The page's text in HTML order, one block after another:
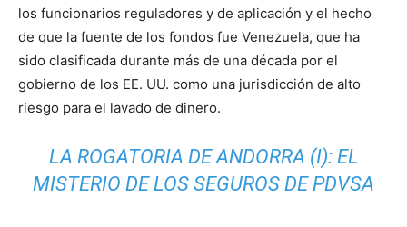
los funcionarios reguladores y de aplicación y el hecho
de que la fuente de los fondos fue Venezuela, que ha
sido clasificada durante más de una década por el
gobierno de los EE. UU. como una jurisdicción de alto
riesgo para el lavado de dinero.
LA ROGATORIA DE ANDORRA (I): EL
MISTERIO DE LOS SEGUROS DE PDVSA